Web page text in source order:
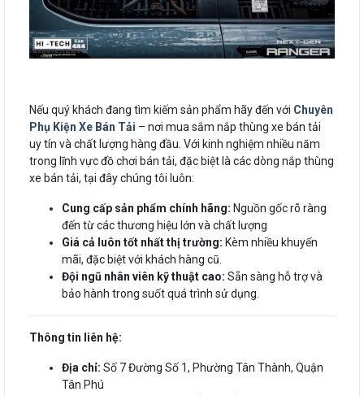
Nếu quý khách đang tìm kiếm sản phẩm hãy đến với Chuyên
Phụ Kiện Xe Bán Tải – nơi mua sắm nắp thùng xe bán tải
uy tín và chất lượng hàng đầu. Với kinh nghiệm nhiều năm
trong lĩnh vực đồ chơi bán tải, đặc biệt là các dòng nắp thùng
xe bán tải, tại đây chúng tôi luôn:
Cung cấp sản phẩm chính hãng: Nguồn gốc rõ ràng
đến từ các thương hiệu lớn và chất lượng
Giá cả luôn tốt nhất thị trường: Kèm nhiều khuyến
mãi, đặc biệt với khách hàng cũ.
Đội ngũ nhân viên kỹ thuật cao: Sẵn sàng hỗ trợ và
bảo hành trong suốt quá trình sử dụng.
Thông tin liên hệ:
Địa chỉ: Số 7 Đường Số 1, Phường Tân Thành, Quận
Tân Phú